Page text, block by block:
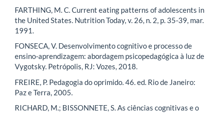
FARTHING, M. C. Current eating patterns of adolescents in
the United States. Nutrition Today, v. 26, n. 2, p. 35-39, mar.
1991.
FONSECA, V. Desenvolvimento cognitivo e processo de
ensino-aprendizagem: abordagem psicopedagógica à luz de
Vygotsky. Petrópolis, RJ: Vozes, 2018.
FREIRE, P. Pedagogia do oprimido. 46. ed. Rio de Janeiro:
Paz e Terra, 2005.
RICHARD, M.; BISSONNETE, S. As ciências cognitivas e o